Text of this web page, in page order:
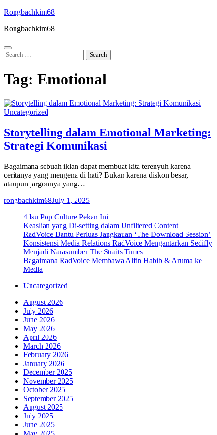
Skip
content
Rongbachkim68
Rongbachkim68
Search
for:
Tag: Emotional
Uncategorized
Storytelling dalam Emotional Marketing:
Strategi Komunikasi
Bagaimana sebuah iklan dapat membuat kita terenyuh karena
ceritanya yang mengena di hati? Bukan karena diskon besar,
ataupun jargonnya yang…
rongbachkim68July 1, 2025
4 Isu Pop Culture Pekan Ini
Keaslian yang Di-setting dalam Unfiltered Content
RadVoice Bantu Perluas Jangkauan ‘The Download Session’
Konsistensi Media Relations RadVoice Mengantarkan Sedifly
Menjadi Narasumber The Straits Times
Bagaimana RadVoice Membawa Alfin Habib & Aruma ke
Media
Uncategorized
August 2026
July 2026
June 2026
May 2026
April 2026
March 2026
February 2026
January 2026
December 2025
November 2025
October 2025
September 2025
August 2025
July 2025
June 2025
May 2025